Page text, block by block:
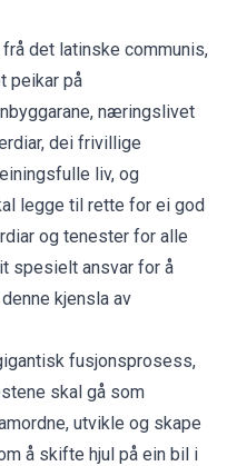
det latinske communis,
peikar på
næringslivet
dei frivillige
liv, og
legge til rette for ei god
og tenester for alle
spesielt ansvar for å
kjensla av
fusjonsprosess,
skal gå som
utvikle og skape
å skifte hjul på ein bil i